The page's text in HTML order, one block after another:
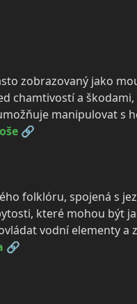
zobrazovaný jako
chamtivostí a
manipulovat s
🔗
folklóru, spojená s
které mohou být
vodní elementy
🔗